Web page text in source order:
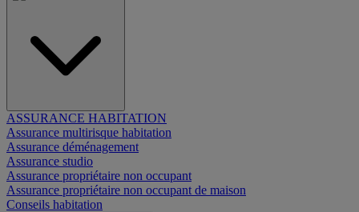
ASSURANCE HABITATION
Assurance multirisque habitation
Assurance déménagement
Assurance studio
Assurance propriétaire non occupant
Assurance propriétaire non occupant de maison
Conseils habitation